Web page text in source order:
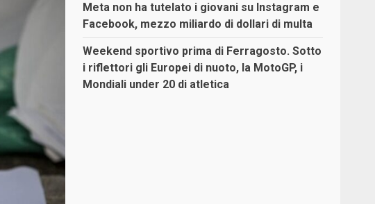
Meta non ha tutelato i giovani su Instagram e
Facebook, mezzo miliardo di dollari di multa
Weekend sportivo prima di Ferragosto. Sotto
i riflettori gli Europei di nuoto, la MotoGP, i
Mondiali under 20 di atletica